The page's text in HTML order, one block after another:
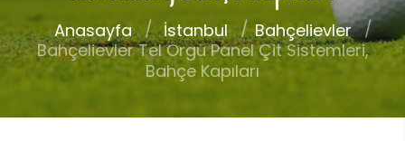
Anasayfa İstanbul
Bahçelievler
Bahçelievler Tel Örgü Panel Çit Sistemleri,
Bahçe Kapıları